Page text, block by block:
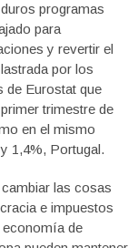
programas
para
y revertir el
por los
de Eurostat que
trimestre de
en el mismo
1,4%, Portugal.
las cosas
e impuestos
economía de